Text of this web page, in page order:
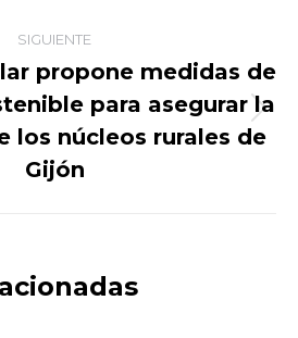
SIGUIENTE
Publicación
siguiente:
propone medidas de
para asegurar la
los núcleos rurales de
Gijón